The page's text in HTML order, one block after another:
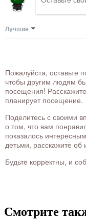
Лучшие
Пожалуйста, оставьте
чтобы другим людям
посещения!
планирует посещение.
Поделитесь с своими
о том, что вам
показалось
детьми, расскажите об
Будьте корректны, и
Смотрите